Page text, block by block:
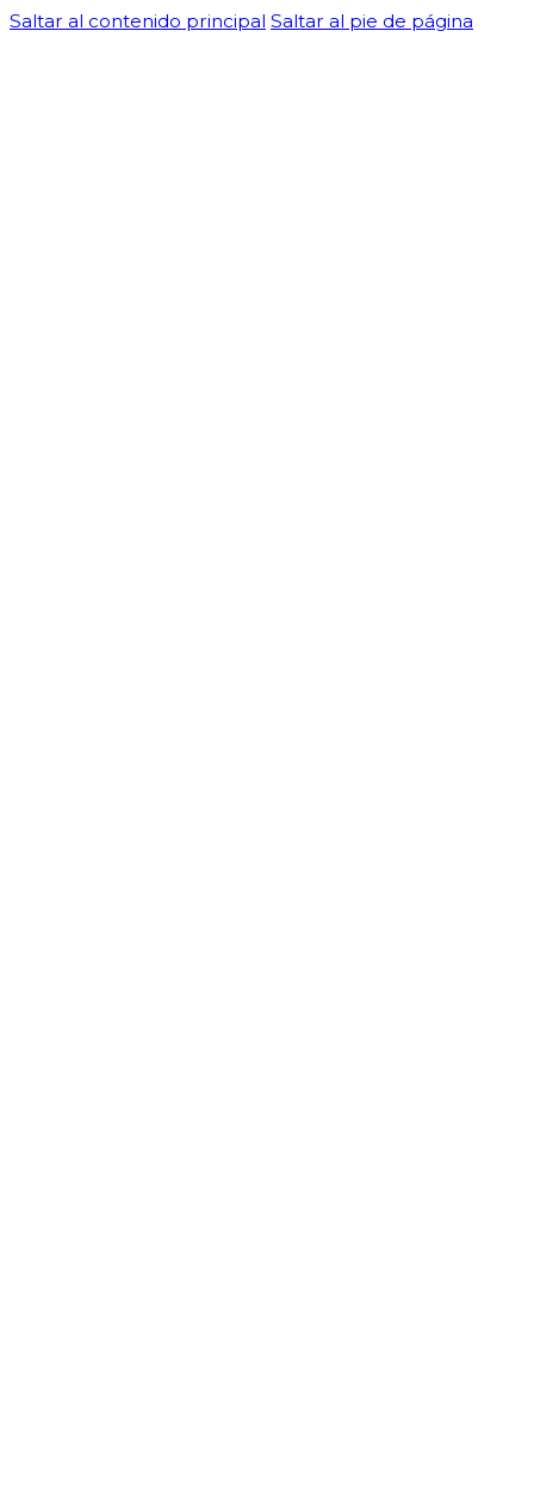
Saltar al contenido principal Saltar al pie de página